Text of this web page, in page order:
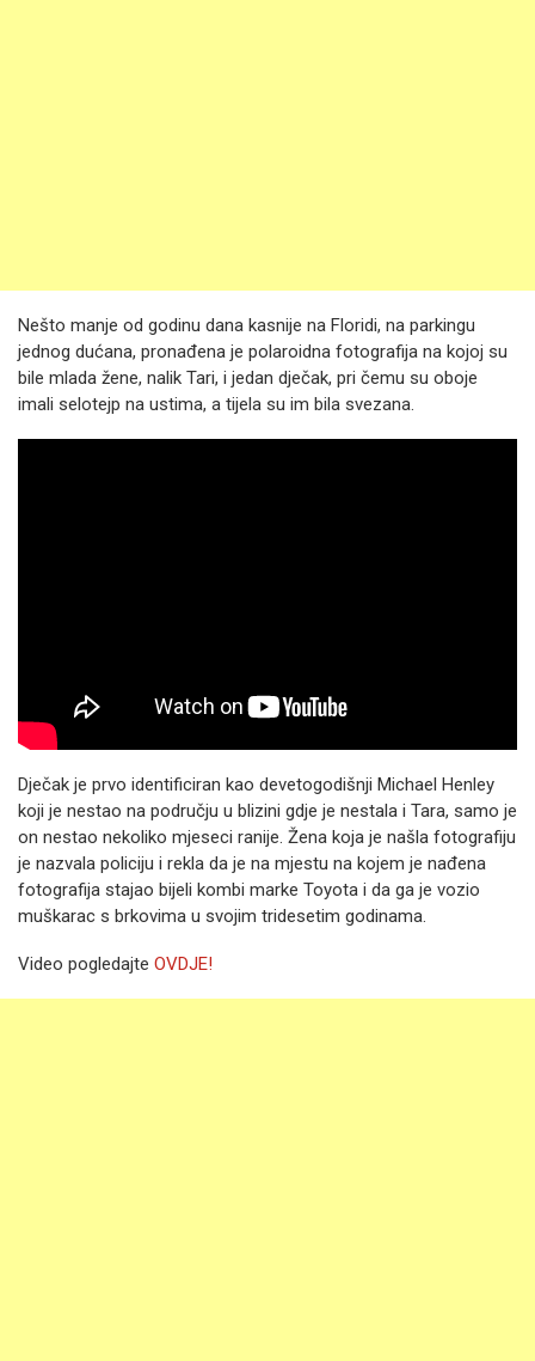
Nešto manje od godinu dana kasnije na Floridi, na parkingu
jednog dućana, pronađena je polaroidna fotografija na kojoj su
bile mlada žene, nalik Tari, i jedan dječak, pri čemu su oboje
imali selotejp na ustima, a tijela su im bila svezana.
Dječak je prvo identificiran kao devetogodišnji Michael Henley
koji je nestao na području u blizini gdje je nestala i Tara, samo je
on nestao nekoliko mjeseci ranije. Žena koja je našla fotografiju
je nazvala policiju i rekla da je na mjestu na kojem je nađena
fotografija stajao bijeli kombi marke Toyota i da ga je vozio
muškarac s brkovima u svojim tridesetim godinama.
Video pogledajte OVDJE!